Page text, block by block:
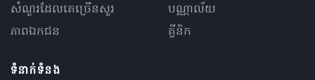
សំណួរ​ដែលគេ​ច្រើន​សួរ
ភាពឯកជន
បណ្ណាល័យ
គ្លីនិក
ទំនាក់ទំនង